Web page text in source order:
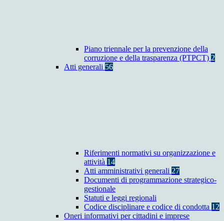
Piano triennale per la prevenzione della
corruzione e della trasparenza (PTPCT) 2
Atti generali 56
Riferimenti normativi su organizzazione e
attività 14
Atti amministrativi generali 27
Documenti di programmazione strategico-
gestionale
Statuti e leggi regionali
Codice disciplinare e codice di condotta 12
Oneri informativi per cittadini e imprese